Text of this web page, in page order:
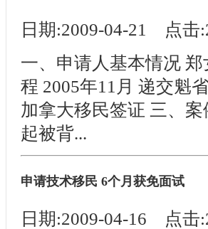
日期:2009-04-21 点击
一、申请人基本情况
程 2005年11月 递交魁
加拿大移民签证 三、
起被背...
申请技术移民 6个月获免面试
日期:2009-04-16 点击